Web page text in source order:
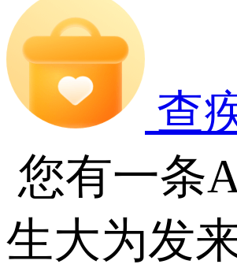
查
您有一条
生大为发